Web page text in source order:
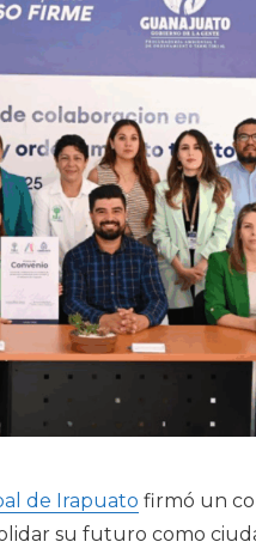
de Irapuato firmó un
su futuro como